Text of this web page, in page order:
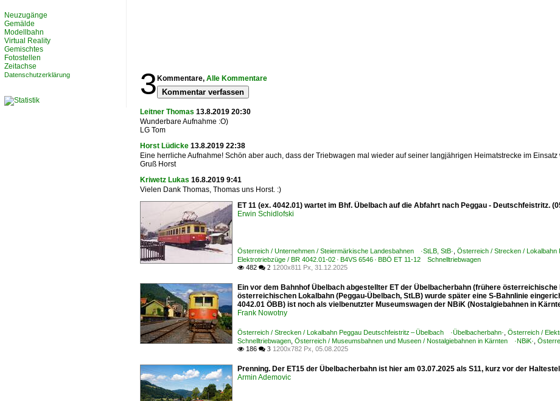
3 Kommentare, Alle Kommentare
Kommentar verfassen
Leitner Thomas 13.8.2019 20:30
Wunderbare Aufnahme :O)
LG Tom
Horst Lüdicke 13.8.2019 22:38
Eine herrliche Aufnahme! Schön aber auch, dass der Triebwagen mal wieder auf seiner langjährigen Heimatstrecke im Einsatz
Gruß Horst
Kriwetz Lukas 16.8.2019 9:41
Vielen Dank Thomas, Thomas uns Horst. :)
ET 11 (ex. 4042.01) wartet im Bhf. Übelbach auf die Abfahrt nach Peggau - Deutschfeistritz.
Erwin Schidlofski
Österreich / Unternehmen / Steiermärkische Landesbahnen ·StLB, StB· Österreich / Strecken / Lokalbahn
Elektrotriebzüge / BR 4042.01-02 · B4VS 6546 · BBÖ ET 11-12 Schnelltriebwagen
 482  2 1200x811 Px, 31.12.2025
Ein vor dem Bahnhof Übelbach abgestellter ET der Übelbacherbahn (frühere
österreichischen Lokalbahn (Peggau-Übelbach, StLB) wurde später eine S-Bahnlinie
4042.01 ÖBB) ist noch als vielbenutzter Museumswagen der NBiK (Nostalgiebahnen in
Frank Nowotny
Österreich / Strecken / Lokalbahn Peggau Deutschfeistritz – Übelbach ·Übelbacherbahn· Österreich /
Schnelltriebwagen Österreich / Museumsbahnen und Museen / Nostalgiebahnen in Kärnten ·NBiK·
 186  3 1200x782 Px, 05.08.2025
Prenning. Der ET15 der Übelbacherbahn ist hier am 03.07.2025 als S11, kurz vor der
Armin Ademovic
Neuzugänge
Gemälde
Modellbahn
Virtual Reality
Gemischtes
Fotostellen
Zeitachse
Datenschutzerklärung